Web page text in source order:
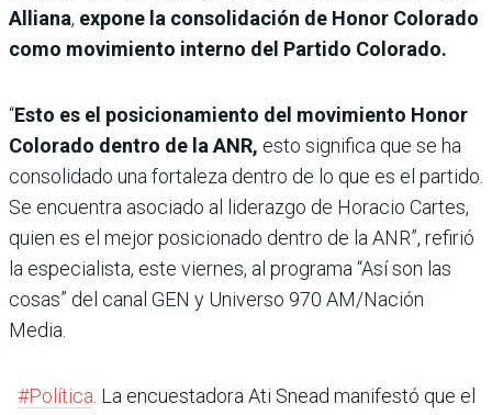
Alliana, expone la consolidación de Honor Colorado
como movimiento interno del Partido Colorado.
“Esto es el posicionamiento del movimiento Honor
Colorado dentro de la ANR, esto significa que se ha
consolidado una fortaleza dentro de lo que es el partido.
Se encuentra asociado al liderazgo de Horacio Cartes,
quien es el mejor posicionado dentro de la ANR”, refirió
la especialista, este viernes, al programa “Así son las
cosas” del canal GEN y Universo 970 AM/Nación
Media.
#Política . La encuestadora Ati Snead manifestó que el